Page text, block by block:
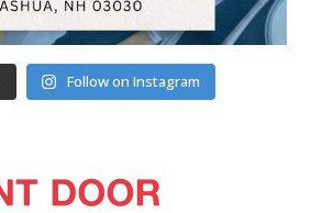
Follow on Instagram